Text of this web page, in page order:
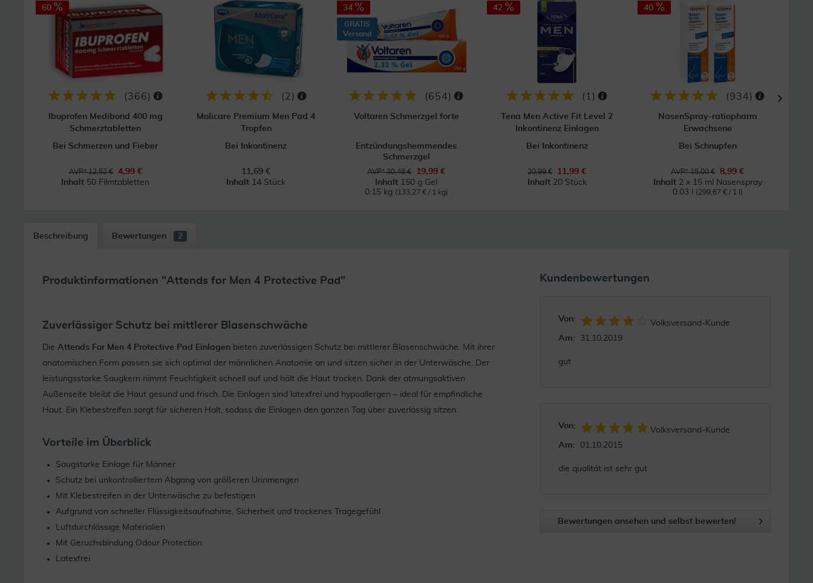
60
(366)
Ibuprofen Medibond 400 mg
Schmerztabletten
Bei Schmerzen und Fieber
AVP* 12,52 €
4,99 €
Inhalt 50 Filmtabletten
(2 )
Molicare Premium Men Pad 4
Tropfen
Bei Inkontinenz
11,69 €
Inhalt 14 Stück
34
GRATIS
Versand
(654)
Voltaren Schmerzgel forte
Entzündungshemmendes
Schmerzgel
AVP* 30,48 €
19,99 €
Inhalt 150 g Gel
0.15 kg (133,27 € / 1 kg)
42
( 1 )
Tena Men Active Fit Level 2
Inkontinenz Einlagen
Bei Inkontinenz
20,99 €
11,99 €
Inhalt 20 Stück
40
(934)
NasenSpray-ratiopharm
Erwachsene
Bei Schnupfen
AVP* 15,00 €
8,99 €
Inhalt 2 x 15 ml Nasenspray
0.03 l
(299,67 € / 1 l)
Beschreibung Bewertungen 2
Produktinformationen "Attends for Men 4 Protective Pad"
Zuverlässiger Schutz bei mittlerer Blasenschwäche
Die Attends For Men 4 Protective Pad Einlagen bieten zuverlässigen Schutz bei mittlerer Blasenschwäche. Mit ihrer
anatomischen Form passen sie sich optimal der männlichen Anatomie an und sitzen sicher in der Unterwäsche. Der
leistungsstarke Saugkern nimmt Feuchtigkeit schnell auf und hält die Haut trocken. Dank der atmungsaktiven
Außenseite bleibt die Haut gesund und frisch. Die Einlagen sind latexfrei und hypoallergen – ideal für empfindliche
Haut. Ein Klebestreifen sorgt für sicheren Halt, sodass die Einlagen den ganzen Tag über zuverlässig sitzen.
Vorteile im Überblick
Saugstarke Einlage für Männer
Schutz bei unkontrolliertem Abgang von größeren Urinmengen
Mit Klebestreifen in der Unterwäsche zu befestigen
Aufgrund von schneller Flüssigkeitsaufnahme, Sicherheit und trockenes Tragegefühl
Luftdurchlässige Materialien
Mit Geruchsbindung Odour Protection
Latexfrei
Kundenbewertungen
Von:
Volksversand-Kunde
Am:
31.10.2019
gut
Von:
Volksversand-Kunde
Am:
01.10.2015
die qualität ist sehr gut
Bewertungen ansehen und selbst bewerten!